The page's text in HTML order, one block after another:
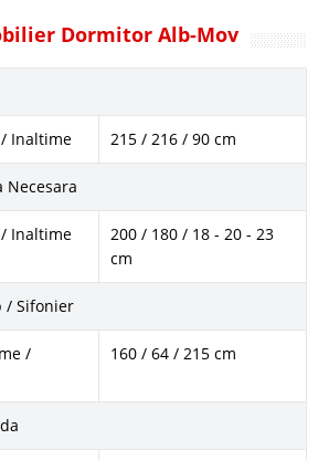
Dormitor Alb-Mov
Inaltime 215 / 216 / 90 cm
Necesara
Inaltime
200 / 180 / 18 - 20 - 23
cm
/ Sifonier
/
160 / 64 / 215 cm